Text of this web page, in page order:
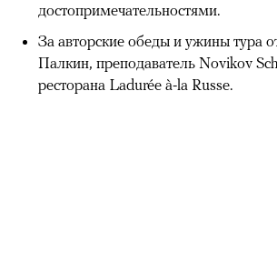
достопримечательностями.
За авторские обеды и ужины тура
Палкин, преподаватель Novikov
ресторана Ladurée à-la Russe.